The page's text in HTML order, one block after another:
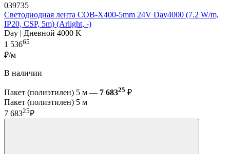
039735
Светодиодная лента COB-X400-5mm 24V Day4000 (7.2 W/m,
IP20, CSP, 5m) (Arlight, -)
Day | Дневной 4000 K
1 53665
₽/м
В наличии
Пакет (полиэтилен) 5 м — 7 68325 ₽
Пакет (полиэтилен) 5 м
7 68325₽